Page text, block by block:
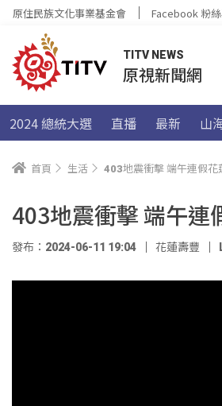
原住民族文化事業基金會 Facebook 粉
TITV NEWS
原視新聞網
2024 總統大選 直播 最新 山
首頁 生活 403地震衝擊 端午連假花
403地震衝擊 端午連
發布：2024-06-11 19:04 花蓮壽豐